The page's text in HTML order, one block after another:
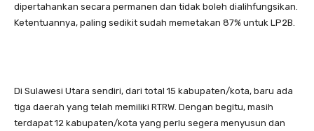
dipertahankan secara permanen dan tidak boleh dialihfungsikan.
Ketentuannya, paling sedikit sudah memetakan 87% untuk LP2B.
Di Sulawesi Utara sendiri, dari total 15 kabupaten/kota, baru ada
tiga daerah yang telah memiliki RTRW. Dengan begitu, masih
terdapat 12 kabupaten/kota yang perlu segera menyusun dan